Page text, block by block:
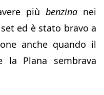
più benzinanei
ed è stato bravo a
anche quando il
la Plana sembrava